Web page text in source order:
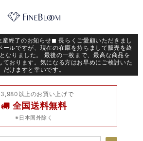
終了のお知らせ◼︎ 長らくご愛顧いただきまし
ールですが、現在の在庫を持ちまして販売を終
なりました。 最後の一枚まで、最高な商品を
ております。気になる方はお早めにご検討いた
だけますと幸いです。
3,980以上のお買い上げで
全国送料無料
※日本国外除く